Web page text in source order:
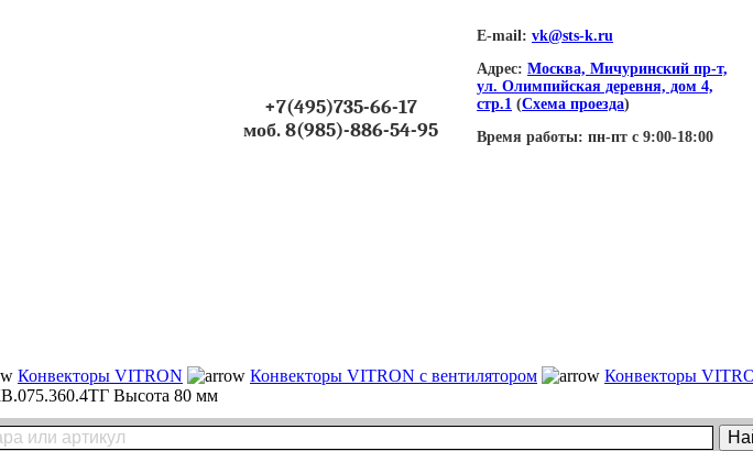
+7(495)735-66-17
моб. 8(985)-886-54-95
E-mail: vk@sts-k.ru
Адрес: Москва, Мичуринский пр-т,
ул. Олимпийская деревня, дом 4,
стр.1 (Схема проезда)
Время работы: пн-пт с 9:00-18:00
Конвекторы VITRON Конвекторы VITRON c вентилятором
Конвекторы
Высота 80 мм